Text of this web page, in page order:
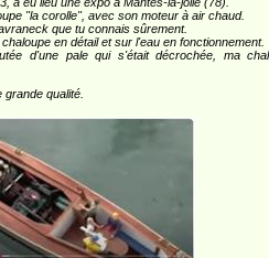
"la corolle", avec son moteur à air chaud.
que tu connais sûrement.
en détail et sur l'eau en fonctionnement.
d'une pale qui s'était décrochée, ma
qualité.